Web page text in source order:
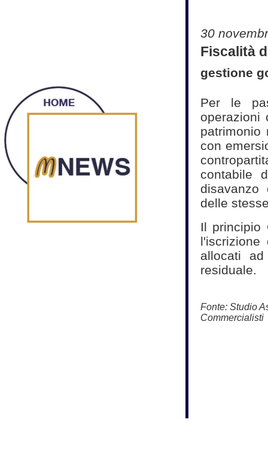
30
Fiscalità
gestione
Per le
operazioni
patrimonio
con
contabile
delle
Il principio
l'iscrizione
allocati
residuale.
Fonte: Studio
Commercialisti